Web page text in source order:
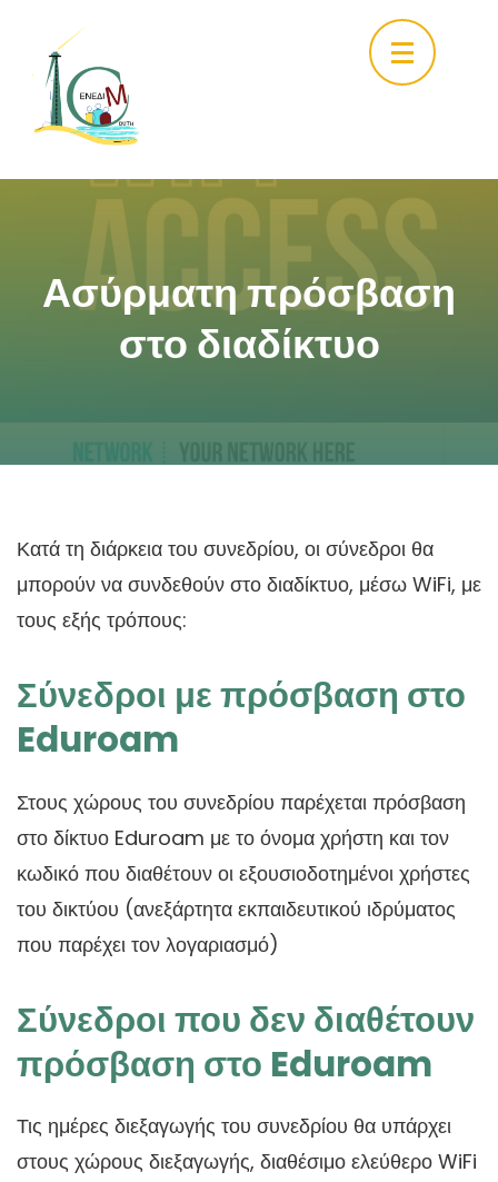
content
(Press
Ασύρματη πρόσβαση
στο διαδίκτυο
Κατά τη διάρκεια του συνεδρίου, οι σύνεδροι θα
μπορούν να συνδεθούν στο διαδίκτυο, μέσω WiFi, με
τους εξής τρόπους:
Σύνεδροι με πρόσβαση στο
Eduroam
Στους χώρους του συνεδρίου παρέχεται πρόσβαση
στο δίκτυο Eduroam με το όνομα χρήστη και τον
κωδικό που διαθέτουν οι εξουσιοδοτημένοι χρήστες
του δικτύου (ανεξάρτητα εκπαιδευτικού ιδρύματος
που παρέχει τον λογαριασμό)
Σύνεδροι που δεν διαθέτουν
πρόσβαση στο Eduroam
Τις ημέρες διεξαγωγής του συνεδρίου θα υπάρχει
στους χώρους διεξαγωγής, διαθέσιμο ελεύθερο WiFi